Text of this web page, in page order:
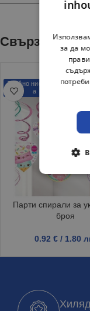
Свързани
Трайно ниска цен
а
Парти спирали за
броя
0.92 € / 1.80
за да